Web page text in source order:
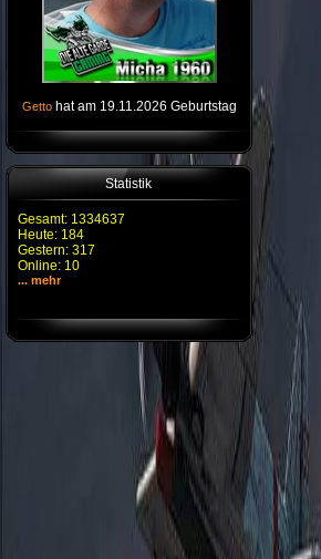
Getto hat am 19.11.2026 Geburtstag
Statistik
Gesamt: 1334637
Heute: 184
Gestern: 317
Online: 10
... mehr